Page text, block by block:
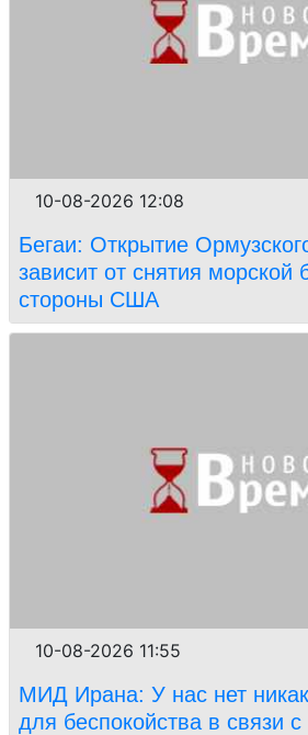
10-08-2026 12:08
Бегаи: Открытие
зависит от снятия морской
стороны США
10-08-2026 11:55
МИД Ирана: У нас нет
для беспокойства в связи